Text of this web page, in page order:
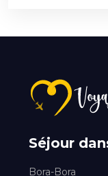
Séjour
Bora-Bora